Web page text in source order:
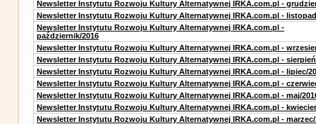
Newsletter Instytutu Rozwoju Kultury Alternatywnej IRKA.com.pl -
Newsletter Instytutu Rozwoju Kultury Alternatywnej IRKA.com.pl -
Newsletter Instytutu Rozwoju Kultury Alternatywnej IRKA.com.pl -
październik/2016
Newsletter Instytutu Rozwoju Kultury Alternatywnej IRKA.com.pl -
Newsletter Instytutu Rozwoju Kultury Alternatywnej IRKA.com.pl -
Newsletter Instytutu Rozwoju Kultury Alternatywnej IRKA.com.pl - lipiec/
Newsletter Instytutu Rozwoju Kultury Alternatywnej IRKA.com.pl -
Newsletter Instytutu Rozwoju Kultury Alternatywnej IRKA.com.pl - maj/
Newsletter Instytutu Rozwoju Kultury Alternatywnej IRKA.com.pl -
Newsletter Instytutu Rozwoju Kultury Alternatywnej IRKA.com.pl - marzec/